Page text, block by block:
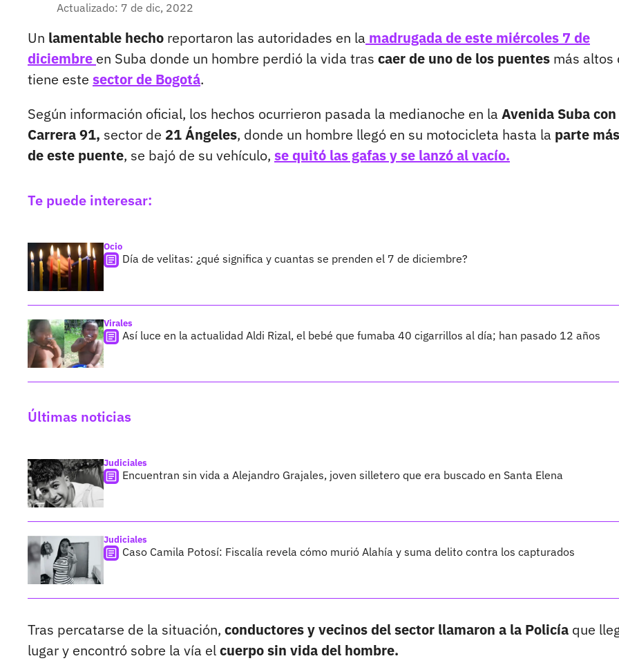
Actualizado: 7 de dic, 2022
Un lamentable hecho reportaron las autoridades en la madrugada de este miércoles 7 de
diciembre en Suba donde un hombre perdió la vida tras caer de uno de los puentes más altos
tiene este sector de Bogotá.
Según información oficial, los hechos ocurrieron pasada la medianoche en la Avenida Suba con
Carrera 91, sector de 21 Ángeles, donde un hombre llegó en su motocicleta hasta la parte
de este puente, se bajó de su vehículo, se quitó las gafas y se lanzó al vacío.
Te puede interesar:
Ocio
Día de velitas: ¿qué significa y cuantas se prenden el 7 de diciembre?
Virales
Así luce en la actualidad Aldi Rizal, el bebé que fumaba 40 cigarrillos al día; han pasado 12 años
Últimas noticias
Judiciales
Encuentran sin vida a Alejandro Grajales, joven silletero que era buscado en Santa Elena
Judiciales
Caso Camila Potosí: Fiscalía revela cómo murió Alahía y suma delito contra los capturados
Tras percatarse de la situación, conductores y vecinos del sector llamaron a la Policía que
lugar y encontró sobre la vía elcuerpo sin vida del hombre.